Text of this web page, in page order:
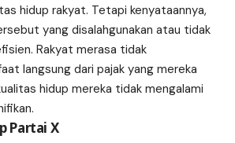
hidup rakyat. Tetapi kenyataannya,
yang disalahgunakan atau tidak
Rakyat merasa tidak
langsung dari pajak yang mereka
hidup mereka tidak mengalami
Partai X